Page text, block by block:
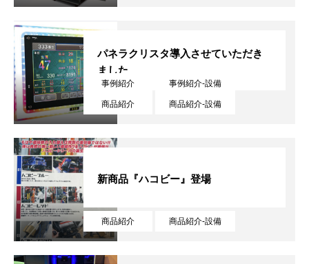
事例紹介 事例紹介-設備
商品紹介 商品紹介-設備
パネラクリスタ導入させていただき
ました
商品紹介 商品紹介-設備
新商品『ハコビー』登場